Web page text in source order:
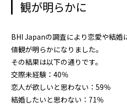
観が明らかに
BHI Japanの調査により恋愛や結婚
値観が明らかになりました。
その結果は以下の通りです。
交際未経験：40％
恋人が欲しいと思わない：59％
結婚したいと思わない：71％